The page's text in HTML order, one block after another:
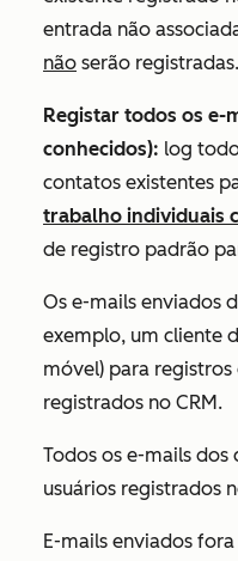
entrada não
não serão registradas.
Registar todos os e-
conhecidos): log
contatos existentes
trabalho individuais
de registro padrão
Os e-mails enviados
exemplo, um cliente
móvel) para
registrados no CRM.
Todos os e-mails dos
usuários registrados
E-mails enviados